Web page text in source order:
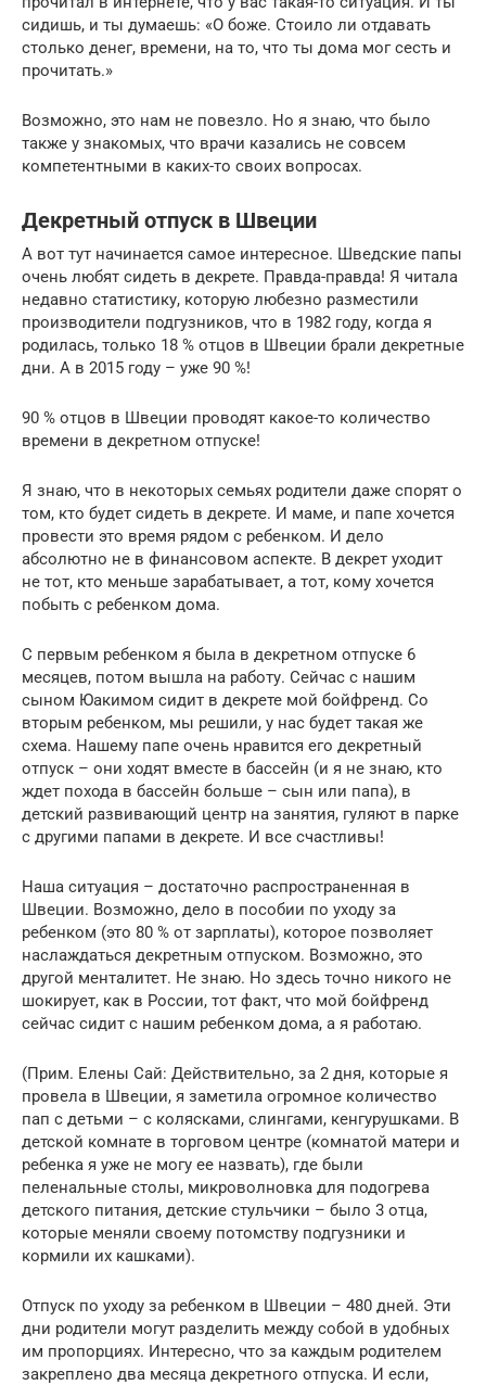
сидишь, и ты думаешь: «О боже. Стоило ли отдавать
столько денег, времени, на то, что ты дома мог сесть и
прочитать.»
Возможно, это нам не повезло. Но я знаю, что было
также у знакомых, что врачи казались не совсем
компетентными в каких-то своих вопросах.
Декретный отпуск в Швеции
А вот тут начинается самое интересное. Шведские папы
очень любят сидеть в декрете. Правда-правда! Я читала
недавно статистику, которую любезно разместили
производители подгузников, что в 1982 году, когда я
родилась, только 18 % отцов в Швеции брали декретные
дни. А в 2015 году – уже 90 %!
90 % отцов в Швеции проводят какое-то количество
времени в декретном отпуске!
Я знаю, что в некоторых семьях родители даже спорят о
том, кто будет сидеть в декрете. И маме, и папе хочется
провести это время рядом с ребенком. И дело
абсолютно не в финансовом аспекте. В декрет уходит
не тот, кто меньше зарабатывает, а тот, кому хочется
побыть с ребенком дома.
С первым ребенком я была в декретном отпуске 6
месяцев, потом вышла на работу. Сейчас с нашим
сыном Юакимом сидит в декрете мой бойфренд. Со
вторым ребенком, мы решили, у нас будет такая же
схема. Нашему папе очень нравится его декретный
отпуск – они ходят вместе в бассейн (и я не знаю, кто
ждет похода в бассейн больше – сын или папа), в
детский развивающий центр на занятия, гуляют в парке
с другими папами в декрете. И все счастливы!
Наша ситуация – достаточно распространенная в
Швеции. Возможно, дело в пособии по уходу за
ребенком (это 80 % от зарплаты), которое позволяет
наслаждаться декретным отпуском. Возможно, это
другой менталитет. Не знаю. Но здесь точно никого не
шокирует, как в России, тот факт, что мой бойфренд
сейчас сидит с нашим ребенком дома, а я работаю.
(Прим. Елены Сай: Действительно, за 2 дня, которые я
провела в Швеции, я заметила огромное количество
пап с детьми – с колясками, слингами, кенгурушками. В
детской комнате в торговом центре (комнатой матери и
ребенка я уже не могу ее назвать), где были
пеленальные столы, микроволновка для подогрева
детского питания, детские стульчики – было 3 отца,
которые меняли своему потомству подгузники и
кормили их кашками).
Отпуск по уходу за ребенком в Швеции – 480 дней. Эти
дни родители могут разделить между собой в удобных
им пропорциях. Интересно, что за каждым родителем
закреплено два месяца декретного отпуска. И если,